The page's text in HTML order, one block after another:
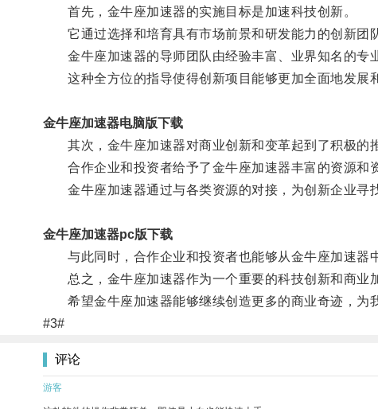
首先，金牛座加速器的实施目标是加速科技创新。
它通过选择和培育具有市场前景和研发能力的创新团
金牛座加速器的导师团队由经验丰富、业界知名的专
这种全方位的指导使得创新项目能够更加全面地发展和
金牛座加速器电脑版下载
其次，金牛座加速器对商业创新和变革起到了积极的推
合作企业和投资者给予了金牛座加速器丰富的资源和
金牛座加速器通过与各类资源的对接，为创新企业寻
金牛座加速器pc版下载
与此同时，合作企业和投资者也能够从金牛座加速器
总之，金牛座加速器作为一个重要的科技创新和商业
希望金牛座加速器能够继续创造更多的商业奇迹，为
#3#
评论
游客